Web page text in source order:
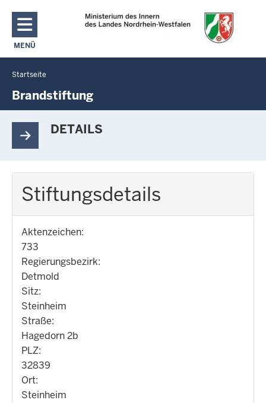
Direkt zum Inhalt
MENÜ
NAVIGATION AKTIVIEREN/DEAKTIVIEREN: MAIN MENU
Sie
befinden
hier
Startseite
Brandstiftung
DETAILS
Stiftungsdetails
Aktenzeichen:
733
Regierungsbezirk:
Detmold
Sitz:
Steinheim
Straße:
Hagedorn 2b
PLZ:
32839
Ort:
Steinheim